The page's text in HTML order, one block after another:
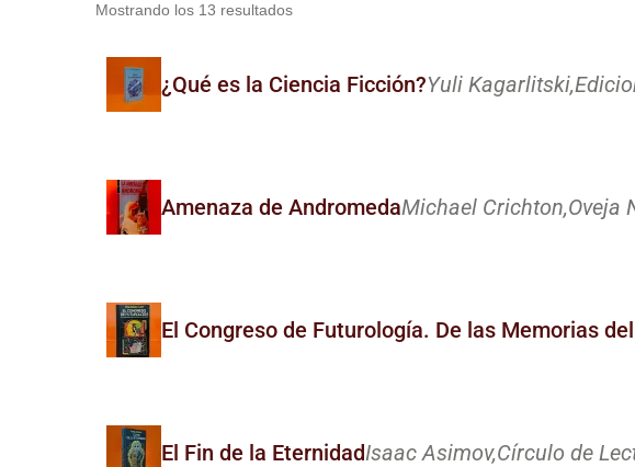
Mostrando los 13 resultados
¿Qué es la Ciencia Ficción?Yuli Kagarlitski,
Amenaza de AndromedaMichael Crichton,Oveja
El Congreso de Futurología. De las Memorias
El Fin de la EternidadIsaac Asimov,Círculo de